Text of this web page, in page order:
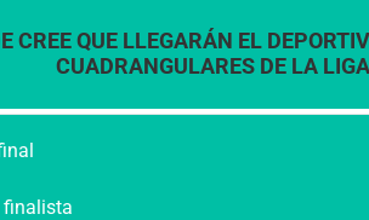
CREE QUE LLEGARÁN EL
CUADRANGULARES DE LA
finalista